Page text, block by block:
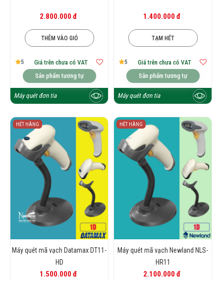
2.800.000 đ
THÊM VÀO GIỎ
5
Giá trên chưa có VAT
Sản phẩm tương tự
Máy quét đơn tia
1.400.000 đ
TẠM HẾT
5
Giá trên chưa có VAT
Sản phẩm tương tự
Máy quét đơn tia
HẾT HÀNG
Máy quét mã vạch Datamax DT11-
HD
1.500.000 đ
HẾT HÀNG
Máy quét mã vạch Newland NLS-
HR11
2.100.000 đ